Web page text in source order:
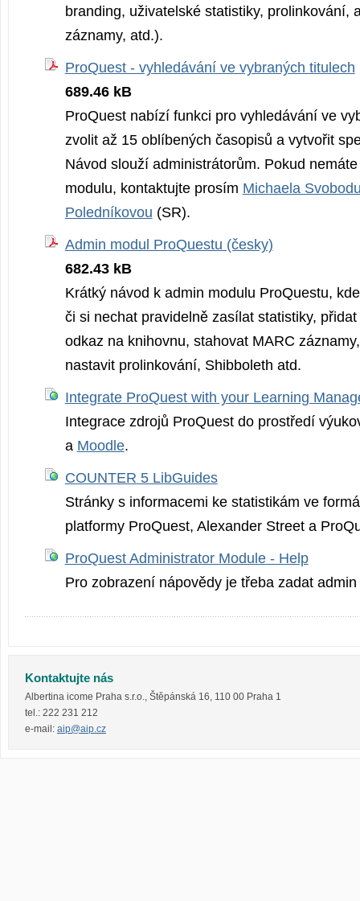
branding, uživatelské statistiky, prolinkování,
záznamy, atd.).
ProQuest - vyhledávání ve vybraných titulech
689.46 kB
ProQuest nabízí funkci pro vyhledávání ve
zvolit až 15 oblíbených časopisů a vytvořit
Návod slouží administrátorům. Pokud
modulu, kontaktujte prosím Michaela
Poledníkovou (SR).
Admin modul ProQuestu (česky)
682.43 kB
Krátký návod k admin modulu ProQuestu,
či si nechat pravidelně zasílat statistiky,
odkaz na knihovnu, stahovat MARC
nastavit prolinkování, Shibboleth atd.
Integrate ProQuest with your Learning
Integrace zdrojů ProQuest do prostředí
a Moodle.
COUNTER 5 LibGuides
Stránky s informacemi ke statistikám ve
platformy ProQuest, Alexander Street a
ProQuest Administrator Module - Help
Pro zobrazení nápovědy je třeba zadat
Kontaktujte nás
Albertina icome Praha s.r.o., Štěpánská 16, 110 00 Praha 1
tel.: 222 231 212
e-mail: aip@aip.cz